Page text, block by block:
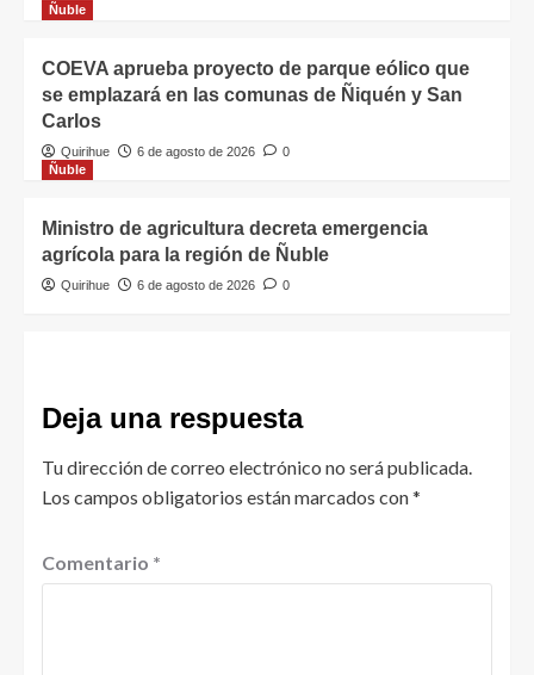
Ñuble
COEVA aprueba proyecto de parque eólico que
se emplazará en las comunas de Ñiquén y San
Carlos
Quirihue 6 de agosto de 2026
0
Ñuble
Ministro de agricultura decreta emergencia
agrícola para la región de Ñuble
Quirihue 6 de agosto de 2026 0
Deja una respuesta
Tu dirección de correo electrónico no será publicada.
Los campos obligatorios están marcados con*
Comentario *